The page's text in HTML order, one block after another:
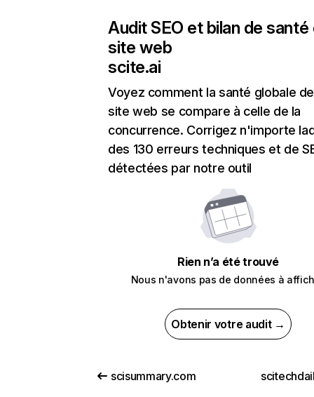
Audit SEO et bilan de santé
site web
scite.ai
Voyez comment la santé globale
site web se compare à celle de la
concurrence. Corrigez n'importe
des 130 erreurs techniques et de
détectées par notre outil
Rien n’a été trouvé
Nous n'avons pas de données à
Obtenir votre audit →
scisummary.com